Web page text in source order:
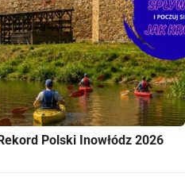
Polski Inowłódz 2026